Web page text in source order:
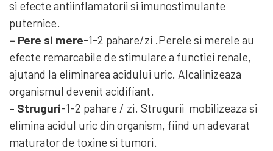
si efecte antiinflamatorii si imunostimulante
puternice.
– Pere si mere-1-2 pahare/zi .Perele si merele au
efecte remarcabile de stimulare a functiei renale,
ajutand la eliminarea acidului uric. Alcalinizeaza
organismul devenit acidifiant.
– Struguri-1-2 pahare / zi. Strugurii mobilizeaza si
elimina acidul uric din organism, fiind un adevarat
maturator de toxine si tumori.